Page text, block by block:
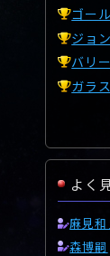
ゴー
ジョ
バリ
ガラ
よく
麻見和
森博嗣